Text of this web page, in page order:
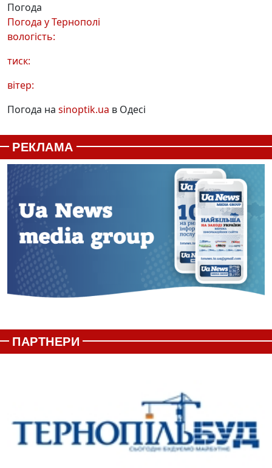
Погода
Погода уТернополі
вологість:
тиск:
вітер:
Погода на sinoptik.ua в Одесі
РЕКЛАМА
ПАРТНЕРИ